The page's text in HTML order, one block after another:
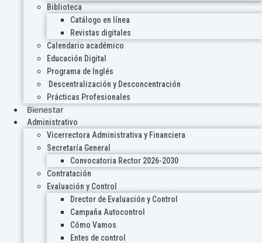
Biblioteca
Catálogo en línea
Revistas digitales
Calendario académico
Educación Digital
Programa de Inglés
Descentralización y Desconcentración
Prácticas Profesionales
Bienestar
Administrativo
Vicerrectora Administrativa y Financiera
Secretaría General
Convocatoria Rector 2026-2030
Contratación
Evaluación y Control
Drector de Evaluación y Control
Campaña Autocontrol
Cómo Vamos
Entes de control